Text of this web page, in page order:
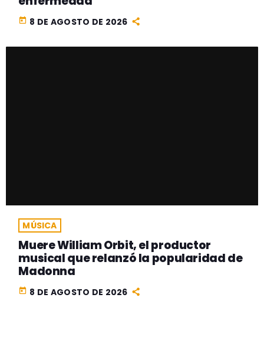
today 8 DE AGOSTO DE 2026
MÚSICA
Muere William Orbit, el productor
musical que relanzó la popularidad de
Madonna
today 8 DE AGOSTO DE 2026